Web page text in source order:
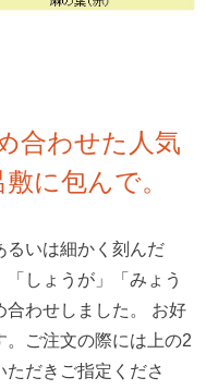
合わせた人気
に包んで。
るいは細かく刻んだ
「しょうが」「みょう
合わせしました。 お好
ご注文の際には上の2
だきご指定くださ